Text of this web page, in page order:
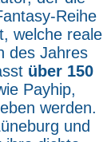
Reihe
welche reale
des Jahres
über 150
Payhip,
werden.
und